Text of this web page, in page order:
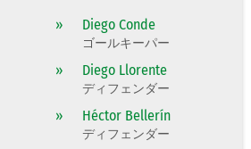
» Diego Conde
ゴールキーパー
» Diego Llorente
ディフェンダー
» Héctor Bellerín
ディフェンダー